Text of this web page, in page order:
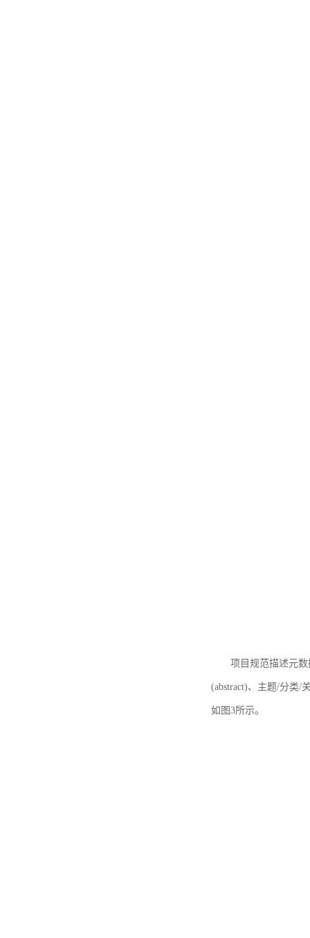
项目规范描述元
(abstract)、主题/分类/
如图3所示。